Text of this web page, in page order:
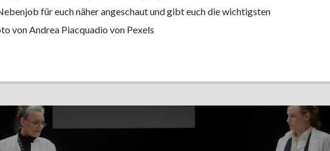
für euch näher angeschaut und gibt euch die wichtigsten
von Andrea Piacquadio von Pexels